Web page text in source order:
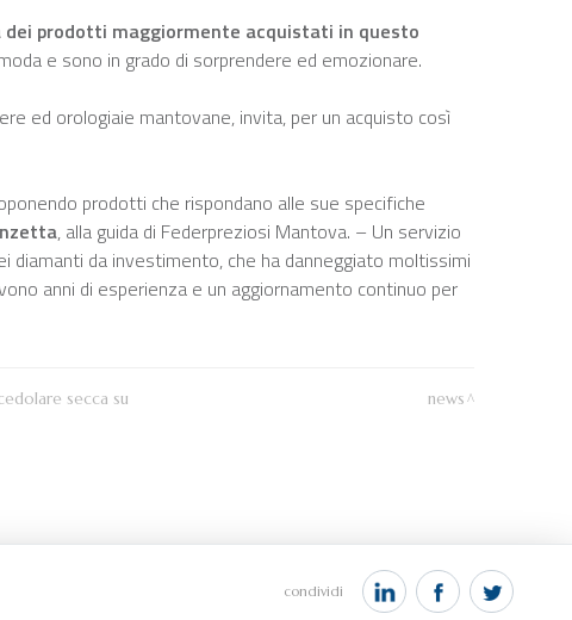
dei prodotti maggiormente acquistati in questo
e sono in grado di sorprendere ed emozionare.
ed orologiaie mantovane, invita, per un acquisto così
prodotti che rispondano alle sue specifiche
, alla guida di Federpreziosi Mantova. – Un servizio
da investimento, che ha danneggiato moltissimi
anni di esperienza e un aggiornamento continuo per
secca su
news
condividi